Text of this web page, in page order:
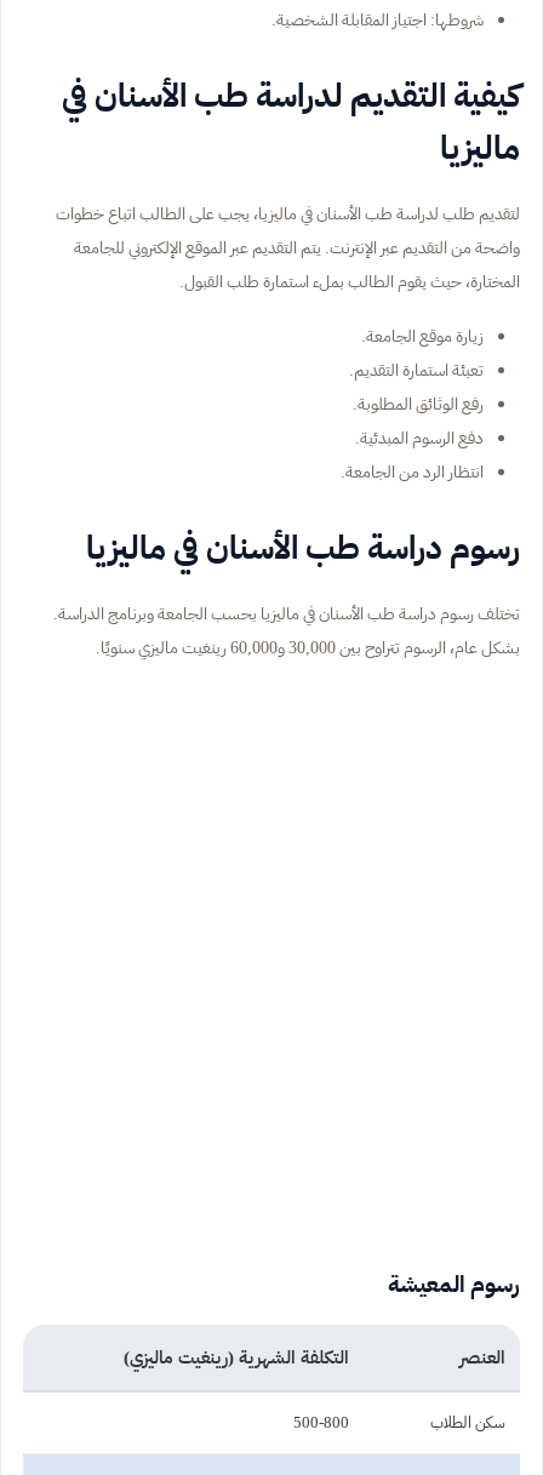
شروطها: اجتياز المقابلة الشخصية.
كيفية التقديم لدراسة طب الأسنان في
ماليزيا
لتقديم طلب لدراسة طب الأسنان في ماليزيا، يجب على الطالب اتباع خطوات
واضحة من التقديم عبر الإنترنت. يتم التقديم عبر الموقع الإلكتروني للجامعة
المختارة، حيث يقوم الطالب بملء استمارة طلب القبول.
زيارة موقع الجامعة.
تعبئة استمارة التقديم.
رفع الوثائق المطلوبة.
دفع الرسوم المبدئية.
انتظار الرد من الجامعة.
رسوم دراسة طب الأسنان في ماليزيا
تختلف رسوم دراسة طب الأسنان في ماليزيا بحسب الجامعة وبرنامج الدراسة.
بشكل عام، الرسوم تتراوح بين 30,000 و60,000 رينغيت ماليزي سنويًا.
رسوم المعيشة
العنصر التكلفة الشهرية (رينغيت ماليزي)
سكن الطلاب 500-800